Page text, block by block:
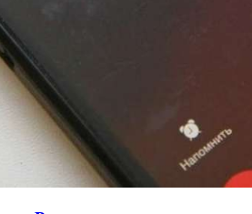
нарастили экспорт:
на 3,6 млн долларов